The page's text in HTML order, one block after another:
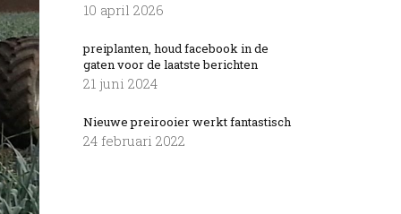
10 april 2026
preiplanten, houd facebook in de
gaten voor de laatste berichten
21 juni 2024
Nieuwe preirooier werkt fantastisch
24 februari 2022